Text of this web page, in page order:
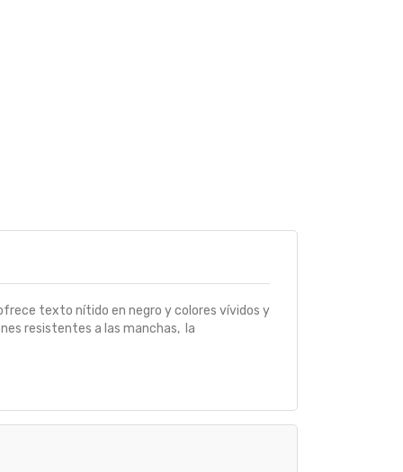
texto nítido en negro y colores vívidos y
resistentes a las manchas, la